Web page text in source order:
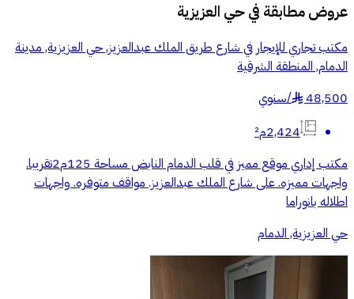
عروض مطابقة فيحي العزيزية
مكتب تجاري للإيجار في شارع طريق الملك عبدالعزيز, حي العزيزية, مدينة
الدمام, المنطقة الشرقية
48,500
§
/سنوي
2,424م²
مكتب إداري موقع مميز في قلب الدمام النابض مساحة 125م2تقريبا.
واجهات مميزه. على شارع الملك عبدالعزيز. مواقف متوفره. واجهات
اطلاله بانوراما
حي العزيزية, الدمام